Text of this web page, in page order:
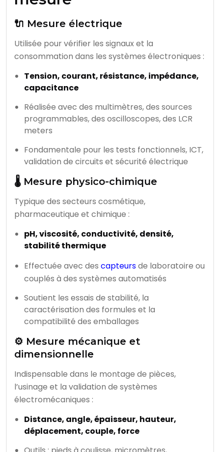
🔌 Mesure électrique
Utilisée pour vérifier les signaux et la
consommation dans les systèmes électroniques :
Tension, courant, résistance, impédance,
capacitance
Réalisée avec des multimètres, des sources
programmables, des oscilloscopes, des LCR
meters
Fondamentale pour les tests fonctionnels, ICT,
validation de circuits et sécurité électrique
🌡️ Mesure physico-chimique
Typique des secteurs cosmétique,
pharmaceutique et chimique :
pH, viscosité, conductivité, densité,
stabilité thermique
Effectuée avec des capteursde laboratoire ou
couplés à des systèmes automatisés
Soutient les essais de stabilité, la
caractérisation des formules et la
compatibilité des emballages
⚙️ Mesure mécanique et
dimensionnelle
Indispensable dans le montage de pièces,
l’usinage et la validation de systèmes
électromécaniques :
Distance, angle, épaisseur, hauteur,
déplacement, couple, force